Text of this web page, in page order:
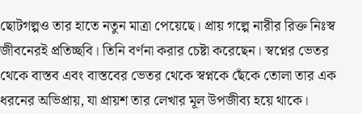
ছোটগল্পও তার হাতে নতুন মাত্রা পেয়েছে। প্রায় গল্পে নারীর রিক্ত নিঃস্ব
জীবনেরই প্রতিচ্ছবি। তিনি বর্ণনা করার চেষ্টা করেছেন। স্বপ্নের ভেতর
থেকে বাস্তব এবং বাস্তবের ভেতর থেকে স্বপ্নকে ছেঁকে তোলা তার এক
ধরনের অভিপ্রায়, যা প্রায়শ তার লেখার মূল উপজীব্য হয়ে থাকে।